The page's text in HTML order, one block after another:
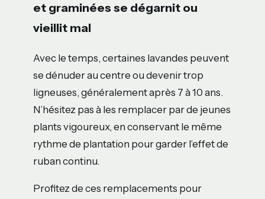
et graminées se dégarnit ou
vieillit mal
Avec le temps, certaines lavandes peuvent
se dénuder au centre ou devenir trop
ligneuses, généralement après 7 à 10 ans.
N’hésitez pas à les remplacer par de jeunes
plants vigoureux, en conservant le même
rythme de plantation pour garder l’effet de
ruban continu.
Profitez de ces remplacements pour